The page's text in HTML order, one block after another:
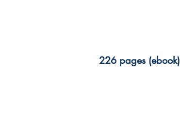
226 pages (ebook)